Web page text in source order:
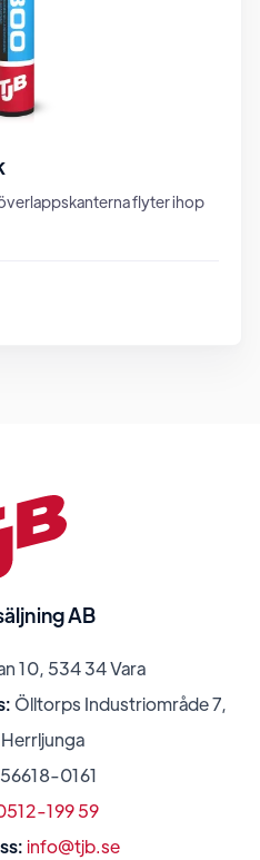
flyter ihop
AB
10, 534 34 Vara
Ölltorps Industriområde 7,
0161
199 59
info@tjb.se